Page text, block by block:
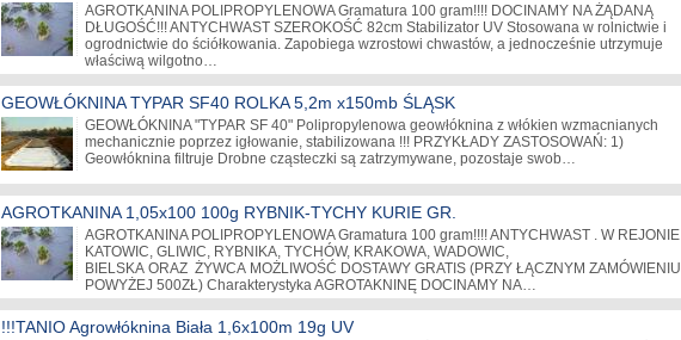
AGROTKANINA POLIPROPYLENOWA Gramatura 100 gram!!!! DOCINAMY NA ŻĄDANĄ
DŁUGOŚĆ!!! ANTYCHWAST SZEROKOŚĆ 82cm Stabilizator UV Stosowana w rolnictwie i
ogrodnictwie do ściółkowania. Zapobiega wzrostowi chwastów, a jednocześnie utrzymuje
właściwą wilgotno…
GEOWŁÓKNINA TYPAR SF40 ROLKA 5,2m x150mb ŚLĄSK
GEOWŁÓKNINA "TYPAR SF 40" Polipropylenowa geowłóknina z włókien wzmacnianych
mechanicznie poprzez igłowanie, stabilizowana !!! PRZYKŁADY ZASTOSOWAŃ: 1)
Geowłóknina filtruje Drobne cząsteczki są zatrzymywane, pozostaje swob…
AGROTKANINA 1,05x100 100g RYBNIK-TYCHY KURIE GR.
AGROTKANINA POLIPROPYLENOWA Gramatura 100 gram!!!! ANTYCHWAST . W REJONIE
KATOWIC, GLIWIC, RYBNIKA, TYCHÓW, KRAKOWA, WADOWIC,
BIELSKA ORAZ ŻYWCA MOŻLIWOŚĆ DOSTAWY GRATIS (PRZY ŁĄCZNYM ZAMÓWIENIU
POWYŻEJ 500ZŁ) Charakterystyka AGROTAKNINĘ DOCINAMY NA…
!!!TANIO Agrowłóknina Biała 1,6x100m 19g UV